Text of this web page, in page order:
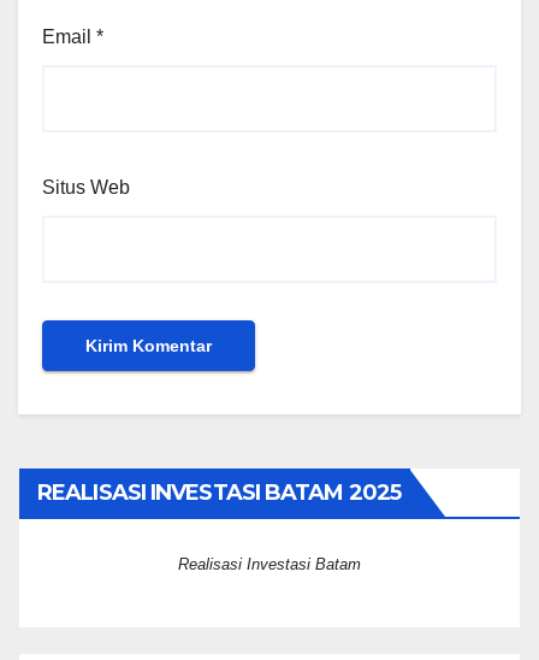
Email *
Situs Web
REALISASI INVESTASI BATAM 2025
Realisasi Investasi Batam